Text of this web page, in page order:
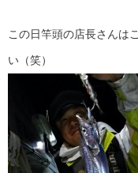
この日竿頭の店長さんは
い（笑）